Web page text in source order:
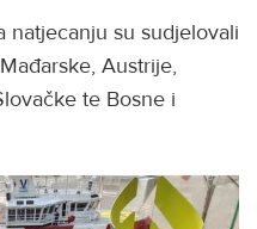
natjecanju su sudjelovali
Austrije,
te Bosne i